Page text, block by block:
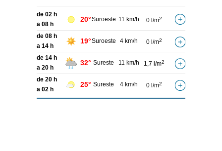
de 02 h
a 08 h
20°Suroeste 11 km/h 0 l/m2
de 08 h
a 14 h
19°Suroeste 4 km/h 0 l/m2
de 14 h
a 20 h
32° Sureste 11 km/h 1,7 l/m2
de 20 h
a 02 h
25° Sureste 4 km/h 0 l/m2